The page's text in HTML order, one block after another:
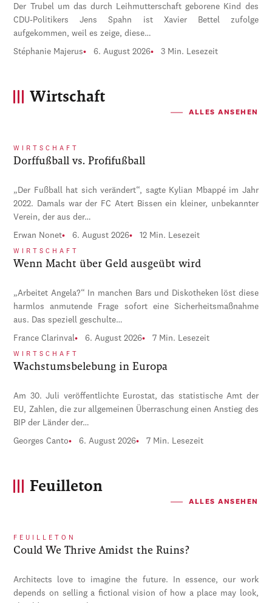
Der Trubel um das durch Leihmutterschaft geborene Kind des
CDU-Politikers Jens Spahn ist Xavier Bettel zufolge
aufgekommen, weil es zeige, diese…
Stéphanie Majerus 6. August 2026 3 Min. Lesezeit
Wirtschaft
ALLES ANSEHEN
WIRTSCHAFT
Dorffußball vs. Profifußball
„Der Fußball hat sich verändert“, sagte Kylian Mbappé im Jahr
2022. Damals war der FC Atert Bissen ein kleiner, unbekannter
Verein, der aus der…
Erwan Nonet 6. August 2026 12 Min. Lesezeit
WIRTSCHAFT
Wenn Macht über Geld ausgeübt wird
„Arbeitet Angela?“ In manchen Bars und Diskotheken löst diese
harmlos anmutende Frage sofort eine Sicherheitsmaßnahme
aus. Das speziell geschulte…
France Clarinval 6. August 2026 7 Min. Lesezeit
WIRTSCHAFT
Wachstumsbelebung in Europa
Am 30. Juli veröffentlichte Eurostat, das statistische Amt der
EU, Zahlen, die zur allgemeinen Überraschung einen Anstieg des
BIP der Länder der…
Georges Canto 6. August 2026 7 Min. Lesezeit
Feuilleton
ALLES ANSEHEN
FEUILLETON
Could We Thrive Amidst the Ruins?
Architects love to imagine the future. In essence, our work
depends on selling a fictional vision of how a place may look,